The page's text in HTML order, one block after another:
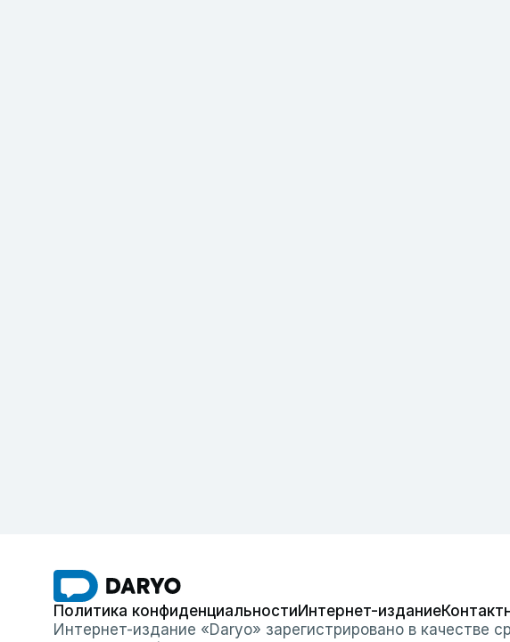
Политика конфиденциальностиИнтернет-издание
Интернет-издание «Daryo» зарегистрировано в